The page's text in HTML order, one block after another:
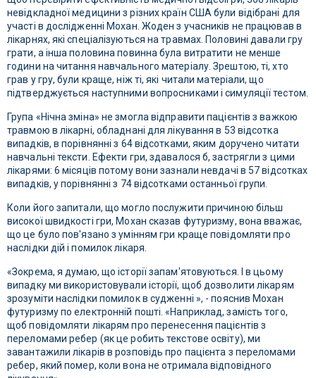
невідкладної медицини з різних країн США були відібрані для
участі в дослідженні Мохан. Жоден з учасників не працював в
лікарнях, які спеціалізуються на травмах. Половині давали гру
грати, а інша половина повинна була витратити не менше
години на читання навчального матеріалу. Зрештою, ті, хто
грав у гру, були краще, ніж ті, які читали матеріали, що
підтверджується наступними вопросниками і симуляції тестом.
Група «Нічна зміна» не змогла відправити пацієнтів з важкою
травмою в лікарні, обладнані для лікування в 53 відсотка
випадків, в порівнянні з 64 відсотками, яким доручено читати
навчальні тексти. Ефекти гри, здавалося б, застрягли з цими
лікарями: 6 місяців потому вони зазнали невдачі в 57 відсотках
випадків, у порівнянні з 74 відсотками останньої групи.
Коли його запитали, що могло послужити причиною більш
високої швидкості гри, Мохан сказав футуризму, вона вважає,
що це було пов'язано з умінням гри краще повідомляти про
наслідки дій і помилок лікаря.
«Зокрема, я думаю, що історії запам'ятовуються. І в цьому
випадку ми використовували історії, щоб дозволити лікарям
зрозуміти наслідки помилок в судженні », - пояснив Мохан
футуризму по електронній пошті. «Наприклад, замість того,
щоб повідомляти лікарям про перенесення пацієнтів з
переломами ребер (як це робить текстове освіту), ми
завантажили лікарів в розповідь про пацієнта з переломами
ребер, який помер, коли вона не отримала відповідного